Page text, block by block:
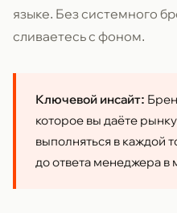
языке. Без системного
сливаетесь с фоном.
Ключевой инсайт:
которое вы даёте
выполняться в каждой
до ответа менеджера в